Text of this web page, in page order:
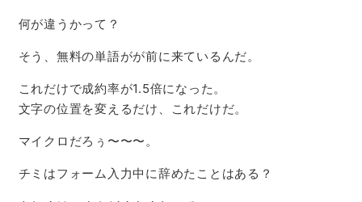
何が違うかって？
そう、無料の単語がが前に来ているんだ。
これだけで成約率が1.5倍になった。
文字の位置を変えるだけ、これだけだ。
マイクロだろぅ〜〜〜。
チミはフォーム入力中に辞めたことはある？